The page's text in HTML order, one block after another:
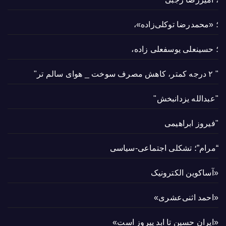
؛ «محمدرضا توکلی‌زاده»،
؛ حسینعلی یوسفعلی زاده،
" ۲ درجه کمتر، کاهش مصرف سوخت _ هوای سالم تر"
"عبدالله یزدانبخش"
"فیروز ابراهیمی
“مرام”؛ تشکلی اجتماعی-سیاسی
«آساکوین الکترونیک
«احمد اثنی‌عشری»
«ایران حسین تا ابد پیروز است»